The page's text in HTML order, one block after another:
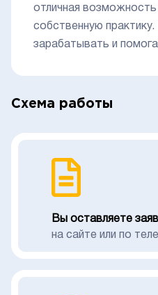
отличная
собственную
зарабатывать и
Схема работы
Вы оставляете
на сайте или по